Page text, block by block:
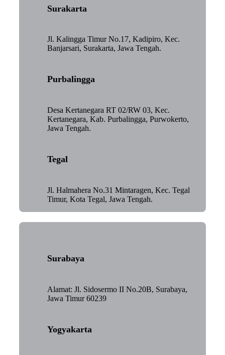
Surakarta
Jl. Kalingga Timur No.17, Kadipiro, Kec.
Banjarsari, Surakarta, Jawa Tengah.
Purbalingga
Desa Kertanegara RT 02/RW 03, Kec.
Kertanegara, Kab. Purbalingga, Purwokerto,
Jawa Tengah.
Tegal
Jl. Halmahera No.31 Mintaragen, Kec. Tegal
Timur, Kota Tegal, Jawa Tengah.
Surabaya
Alamat: Jl. Sidosermo II No.20B, Surabaya,
Jawa Timur 60239
Yogyakarta